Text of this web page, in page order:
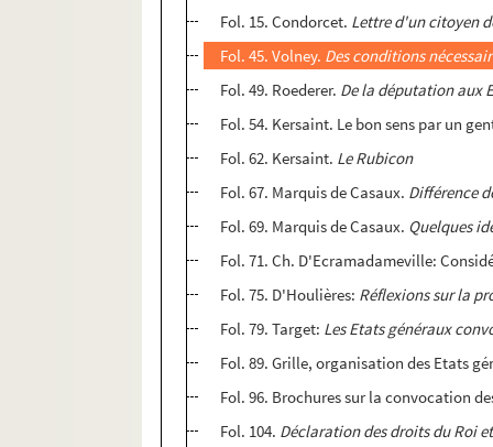
Fol. 15. Condorcet. Lettre d'un citoyen
Fol. 45. Volney. Des conditions
Fol. 49. Roederer. De la députation aux
Fol. 54. Kersaint. Le bon sens par un
Fol. 62. Kersaint. Le Rubicon
Fol. 67. Marquis de Casaux. Différence
Fol. 69. Marquis de Casaux. Quelques
Fol. 71. Ch. D'Ecramadameville:
Fol. 75. D'Houlières: Réflexions sur la
Fol. 79. Target: Les Etats généraux
Fol. 89. Grille, organisation des Etats
Fol. 96. Brochures sur la convocation
Fol. 104. Déclaration des droits du Roi